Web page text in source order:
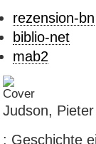
rezension-bn
biblio-net
mab2
Judson,
: Geschichte